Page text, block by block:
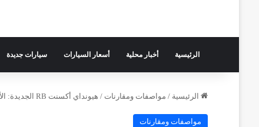
الرئيسية أخبار محلية أسعار السيارات سيارات جديدة
الرئيسية / مواصفات ومقارنات / هيونداي أكسنت RB الجديدة: الأسعار والمواصفات والمميزات والعيوب
مواصفات ومقارنات